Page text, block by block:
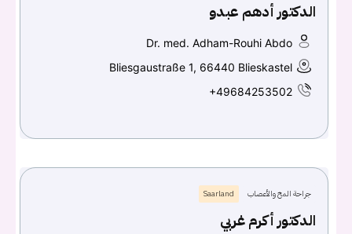
الدكتور أدهم عبدو
Dr. med. Adham-Rouhi Abdo
Bliesgaustraße 1, 66440 Blieskastel
+49684253502
جراحة المخ والأعصاب Saarland
الدكتور أكرم غربي